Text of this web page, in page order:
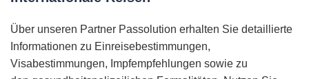
Über unseren Partner Passolution erhalten Sie detaillierte
Informationen zu Einreisebestimmungen,
Visabestimmungen, Impfempfehlungen sowie zu